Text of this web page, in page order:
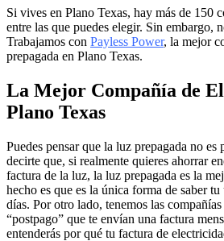
Si vives en Plano Texas, hay más de 150
entre las que puedes elegir. Sin embargo,
Trabajamos con Payless Power, la mejor
prepagada en Plano Texas.
La Mejor Compañía de
Plano Texas
Puedes pensar que la luz prepagada no es
decirte que, si realmente quieres ahorrar
factura de la luz, la luz prepagada es la
hecho es que es la única forma de saber
días. Por otro lado, tenemos las
“postpago” que te envían una factura
entenderás por qué tu factura de